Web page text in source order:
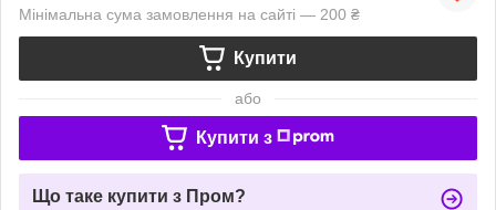
Мінімальна сума замовлення на сайті — 200 ₴
Купити
або
Купити з
Що таке купити з Пром?